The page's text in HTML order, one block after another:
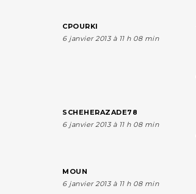
CPOURKI
6 janvier 2013 à 11 h 08 min
SCHEHERAZADE78
6 janvier 2013 à 11 h 08 min
MOUN
6 janvier 2013 à 11 h 08 min